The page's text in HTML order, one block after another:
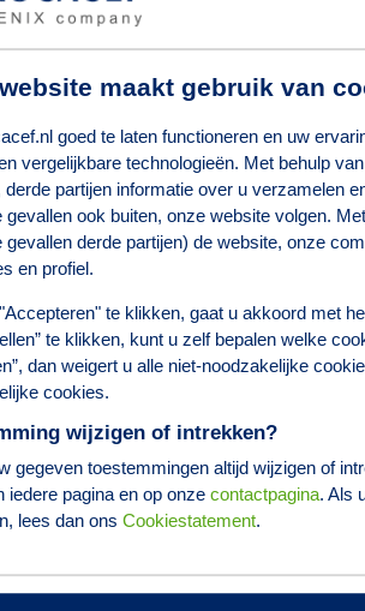
maakt gebruik van
goed te laten functioneren en uw
vergelijkbare technologieën. Met behulp
derde partijen informatie over u verzamelen
gevallen ook buiten, onze website volgen.
gevallen derde partijen) de website, onze
en profiel.
te klikken, gaat u akkoord met
te klikken, kunt u zelf bepalen welke
dan weigert u alle niet-noodzakelijke
cookies.
wijzigen of intrekken?
gegeven toestemmingen altijd wijzigen of
iedere pagina en op onze contactpagina. Als
lees dan ons Cookiestatement.
huisartsen